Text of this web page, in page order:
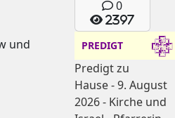
und
0
2397
PREDIGT
Predigt zu
Hause - 9. August
2026 - Kirche und